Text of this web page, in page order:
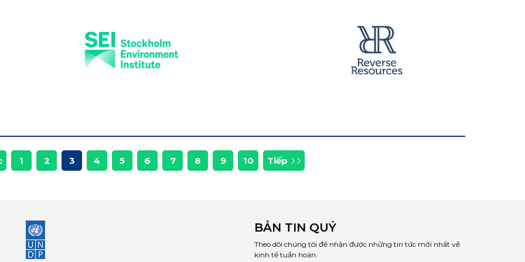
1 2 3 4 5 6 7 8 9 10 Tiếp
BẢN TIN QUÝ
Theo dõi chúng tôi để nhận được những tin tức mới nhất về
kinh tế tuần hoàn.